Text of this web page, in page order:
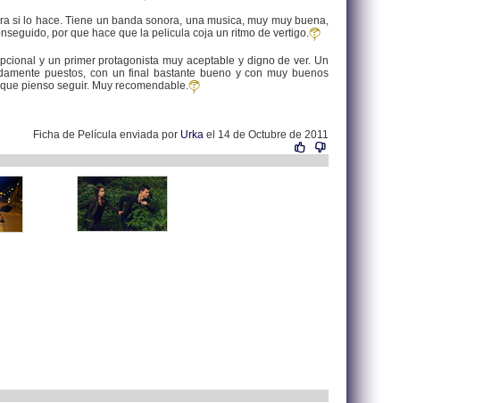
si lo hace. Tiene un banda sonora, una musica, muy muy buena,
por que hace que la pelicula coja un ritmo de vertigo.
y un primer protagonista muy aceptable y digno de ver. Un
puestos, con un final bastante bueno y con muy buenos
pienso seguir. Muy recomendable.
Ficha de Película enviada por Urka el 14 de Octubre de 2011